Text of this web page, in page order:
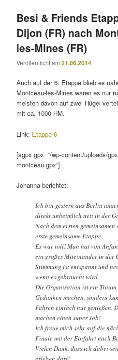
Besi & Friends
Dijon (FR) nach
les-Mines (FR)
Veröffentlicht am21.06.2014
Auch auf der 6. Etappe blieb es
Montceau-les-Mines waren es nur
meisten davon auf zwei Hügel
mit ca. 1000 HM.
Link: Etappe 6
[sgpx gpx=“/wp-content/uploads/
montceau.gpx“]
Johanna berichtet:
Ich bin gestern aus Berlin
direkt unheimlich nett in der
Nach dem ersten
erste gemeinsame Etappe.
Es war toll! Man hat von
ein großes Miteinander in der
Stimmung ist entspannt und
wenn es gebraucht wird.
Die Organisation ist ein
Gedanken machen, sondern
Fahren einfach nur genießen.
machen einen super Job!
Ich freue mich sehr auf die
Finale mit der Einfahrt nach
Vielen Dank, dass ich dabei